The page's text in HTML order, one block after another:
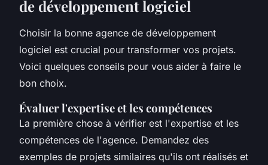
de développement logiciel
Choisir la bonne agence de développement
logiciel est crucial pour transformer vos projets.
Voici quelques conseils pour vous aider à faire le
bon choix.
Évaluer l'expertise et les compétences
La première chose à vérifier est l'expertise et les
compétences de l'agence. Demandez des
exemples de projets similaires qu'ils ont réalisés et